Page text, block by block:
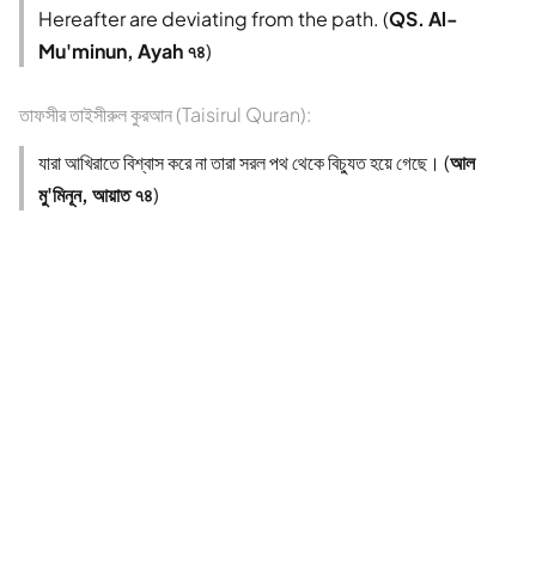
Hereafter are deviating from the path. (QS. Al-
Mu'minun, Ayah ৭৪)
তাফসীর তাইসীরুল কুরআন (Taisirul Quran):
যারা আখিরাতে বিশ্বাস করে না তারা সরল পথ থেকে বিচ্যুত হয়ে গেছে। (আল
মু'মিনূন, আয়াত ৭৪)